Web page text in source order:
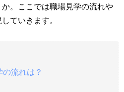
。ここでは職場見学の流れや
ていきます。
流れは？